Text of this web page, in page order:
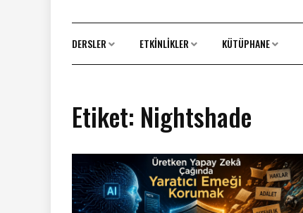
DERSLER ETKINLIKLER KÜTÜPHANE
Etiket: Nightshade